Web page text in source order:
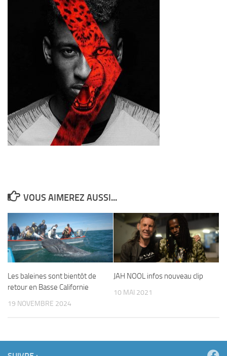
VOUS AIMEREZ AUSSI...
Les baleines sont bientôt de
retour en Basse Californie
19 NOVEMBRE 2024
JAH NOOL infos nouveau clip
10 MAI 2021